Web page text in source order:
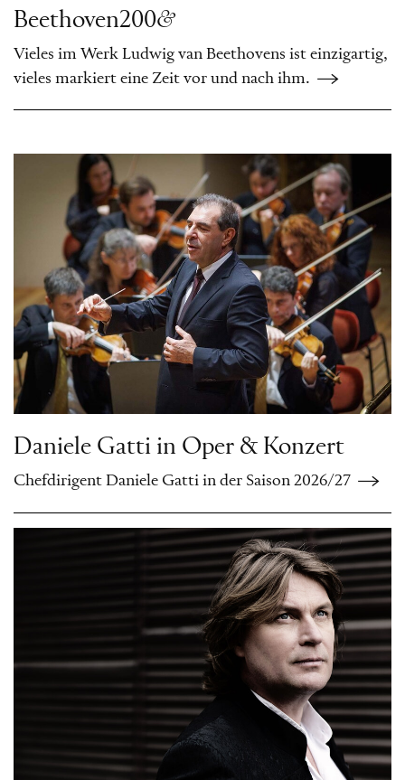
Beethoven200&
Vieles im Werk Ludwig van Beethovens ist einzigartig,
vieles markiert eine Zeit vor und nach ihm.
Daniele Gatti in Oper & Konzert
Chefdirigent Daniele Gatti in der Saison 2026/27